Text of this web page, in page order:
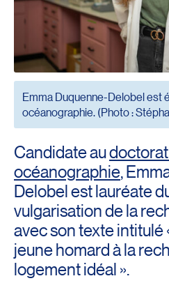
Emma Duquenne-Delobel est
océanographie. (Photo :
Candidate au
océanographie ,
Delobel est lauréate
vulgarisation de la
avec son texte intitulé
jeune homard à la
logement idéal ».